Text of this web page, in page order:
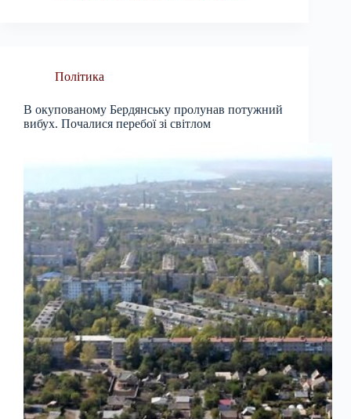
Політика
В окупованому Бердянську пролунав потужний
вибух. Почалися перебої зі світлом